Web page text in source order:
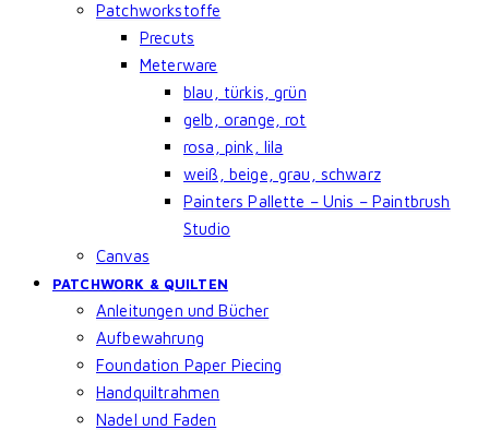
Patchworkstoffe
Precuts
Meterware
blau, türkis, grün
gelb, orange, rot
rosa, pink, lila
weiß, beige, grau, schwarz
Painters Pallette – Unis – Paintbrush
Studio
Canvas
PATCHWORK & QUILTEN
Anleitungen und Bücher
Aufbewahrung
Foundation Paper Piecing
Handquiltrahmen
Nadel und Faden